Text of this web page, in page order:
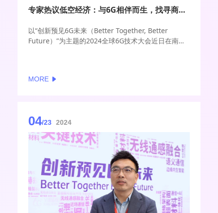
专家热议低空经济：与6G相伴而生，找寻商业闭环
以“创新预见6G未来（Better Together, Better
Future）”为主题的2024全球6G技术大会近日在南京
表示：“低空经济是新兴产业未来发展的重要方向，将
来一定会形成万亿级产业规模，一定能够更好地造福
百姓，更好地满足人民对美好生活的向往。”
MORE
04/23 2024